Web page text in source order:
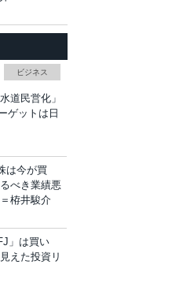
ビジネス
道民営化」
ゲットは日
は今が買
べき業績悪
栫井駿介
」は買い
えた投資リ